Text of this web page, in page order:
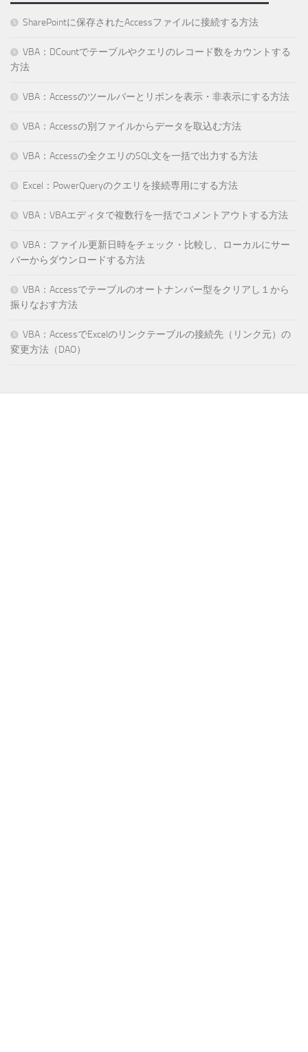
SharePointに保存されたAccessファイルに接続する方法
VBA：DCountでテーブルやクエリのレコード数をカウントする
方法
VBA：Accessのツールバーとリボンを表示・非表示にする方法
VBA：Accessの別ファイルからデータを取込む方法
VBA：Accessの全クエリのSQL文を一括で出力する方法
Excel：PowerQueryのクエリを接続専用にする方法
VBA：VBAエディタで複数行を一括でコメントアウトする方法
VBA：ファイル更新日時をチェック・比較し、ローカルにサー
バーからダウンロードする方法
VBA：Accessでテーブルのオートナンバー型をクリアし１から
振りなおす方法
VBA：AccessでExcelのリンクテーブルの接続先（リンク元）の
変更方法（DAO）